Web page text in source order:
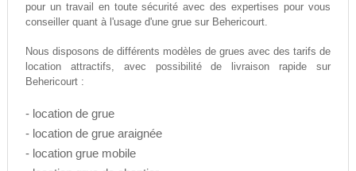
pour un travail en toute sécurité avec des expertises pour vous
conseiller quant à l'usage d'une grue sur Behericourt.
Nous disposons de différents modèles de grues avec des tarifs de
location attractifs, avec possibilité de livraison rapide sur
Behericourt :
- location de grue
- location de grue araignée
- location grue mobile